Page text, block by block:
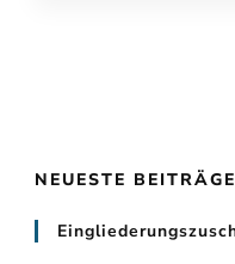
NEUESTE BEITRÄGE